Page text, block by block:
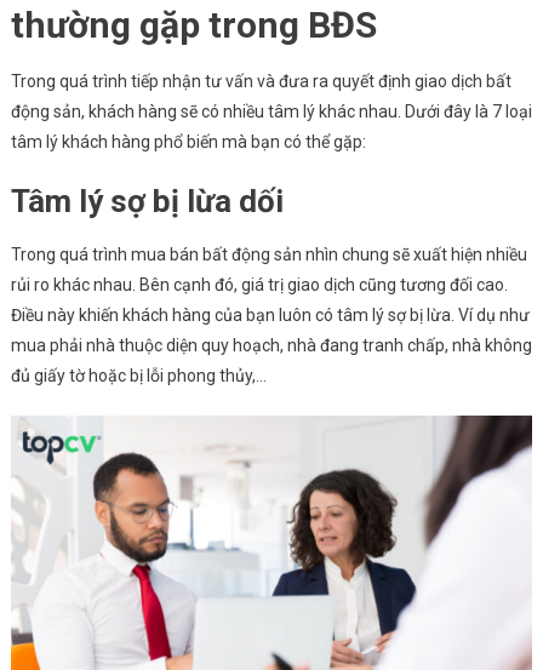
thường gặp trong BĐS
Trong quá trình tiếp nhận tư vấn và đưa ra quyết định giao dịch bất
động sản, khách hàng sẽ có nhiều tâm lý khác nhau. Dưới đây là 7 loại
tâm lý khách hàng phổ biến mà bạn có thể gặp:
Tâm lý sợ bị lừa dối
Trong quá trình mua bán bất động sản nhìn chung sẽ xuất hiện nhiều
rủi ro khác nhau. Bên cạnh đó, giá trị giao dịch cũng tương đối cao.
Điều này khiến khách hàng của bạn luôn có tâm lý sợ bị lừa. Ví dụ như
mua phải nhà thuộc diện quy hoạch, nhà đang tranh chấp, nhà không
đủ giấy tờ hoặc bị lỗi phong thủy,…